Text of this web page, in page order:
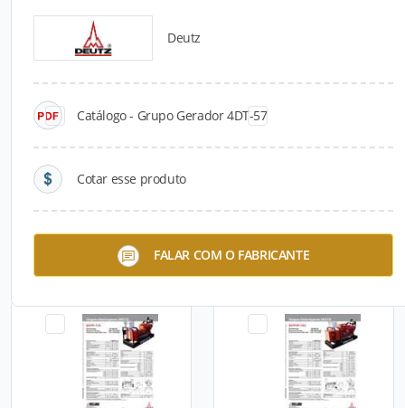
Deutz
Catálogo - Grupo Gerador 4DT-57
Cotar esse produto
FALAR COM O FABRICANTE
Catálogos para Download
Grupo Gerador 4DT-57